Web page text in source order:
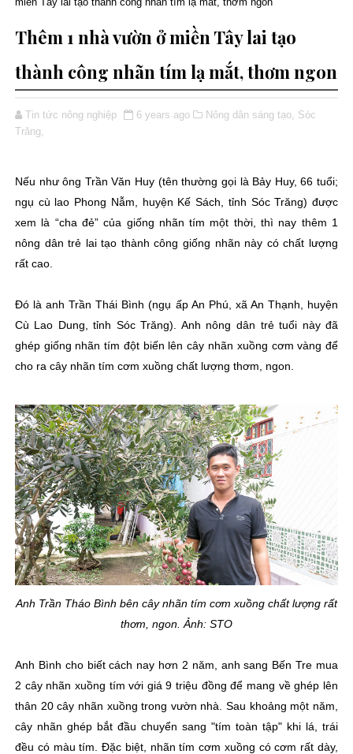
Thêm 1 nhà vườn ở miền Tây lai tạo
thành công nhãn tím lạ mắt, thơm ngon
Tin tức nông nghiệp 6 years ago Nông dân sáng tạo, Sóc
Trăng,
Nếu như ông Trần Văn Huy (tên thường gọi là Bảy Huy, 66 tuổi;
ngụ cù lao Phong Nẫm, huyện Kế Sách, tỉnh Sóc Trăng) được
xem là “cha đẻ” của giống nhãn tím một thời, thì nay thêm 1
nông dân trẻ lai tạo thành công giống nhãn này có chất lượng
rất cao.
Đó là anh Trần Thái Bình (ngụ ấp An Phú, xã An Thạnh, huyện
Cù Lao Dung, tỉnh Sóc Trăng). Anh nông dân trẻ tuổi này đã
ghép giống nhãn tím đột biến lên cây nhãn xuồng cơm vàng để
cho ra cây nhãn tím cơm xuồng chất lượng thơm, ngon.
Anh Trần Tháo Bình bên cây nhãn tím cơm xuồng chất lượng rất
thơm, ngon. Ảnh: STO
Anh Bình cho biết cách nay hơn 2 năm, anh sang Bến Tre mua
2 cây nhãn xuồng tím với giá 9 triệu đồng để mang về ghép lên
thân 20 cây nhãn xuồng trong vườn nhà. Sau khoảng một năm,
cây nhãn ghép bắt đầu chuyển sang "tím toàn tập" khi lá, trái
đều có màu tím. Đặc biệt, nhãn tím cơm xuồng có cơm rất dày,